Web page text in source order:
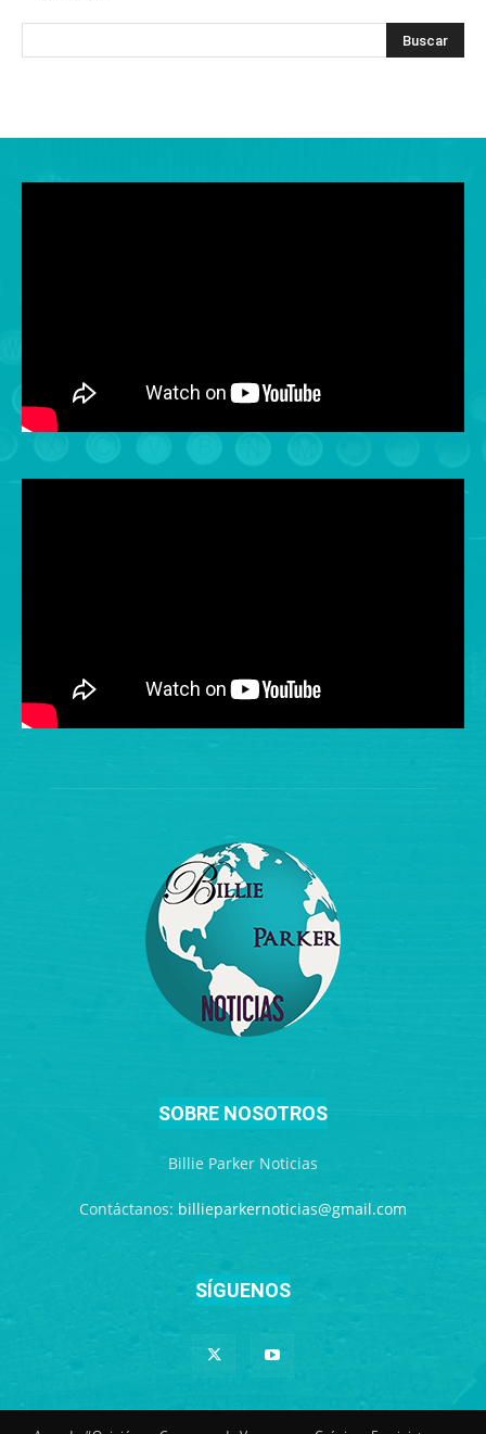
SOBRE NOSOTROS
Billie Parker Noticias
Contáctanos: billieparkernoticias@gmail.com
SÍGUENOS